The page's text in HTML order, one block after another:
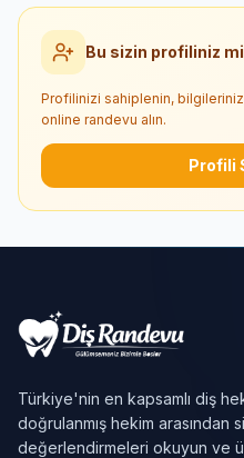
Bu sizin profiliniz
Profilinizi sahiplenin,
online randevu alın.
Profili
Türkiye'nin en kapsamlı diş
doğrulanmış hekim arasından
değerlendirmeleri okuyun ve